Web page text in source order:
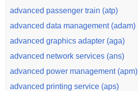
advanced passenger train (atp)
advanced data management (adam)
advanced graphics adapter (aga)
advanced network services (ans)
advanced power management (apm)
advanced printing service (aps)